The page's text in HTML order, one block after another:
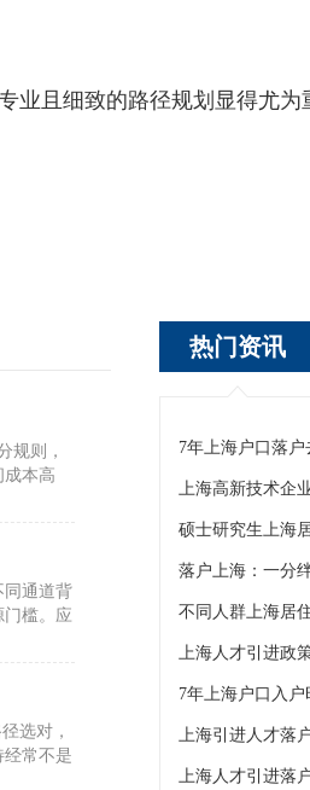
且细致的路径规划显得尤为
规则，
成本高
同通道背
槛。应
选对，
常不是
热门资讯
7年上海户口落户
上海高新技术企
硕士研究生上海
不同人群上海居
上海人才引进政
7年上海户口入户
上海引进人才落
上海人才引进落